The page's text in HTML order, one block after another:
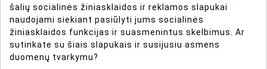
Techninės specifikacijos
Modelis: SR-XMS2
Garso fiksavimo charakteristika: Omnidirekcinis
šalių socialinės žiniasklaidos ir reklamos slapukai
naudojami siekiant pasiūlyti jums socialinės
žiniasklaidos funkcijas ir suasmenintus skelbimus. Ar
sutinkate su šiais slapukais ir susijusiu asmens
duomenų tvarkymu?